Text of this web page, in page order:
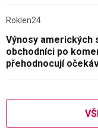
Roklen24
Výnosy amerických
obchodníci po
přehodnocují